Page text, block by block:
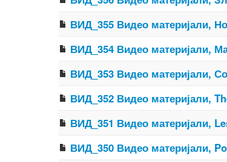
ВИД_355 Видео материјали,
ВИД_354 Видео материјали,
ВИД_353 Видео материјали,
ВИД_352 Видео материјали,
ВИД_351 Видео материјали,
ВИД_350 Видео материјали,